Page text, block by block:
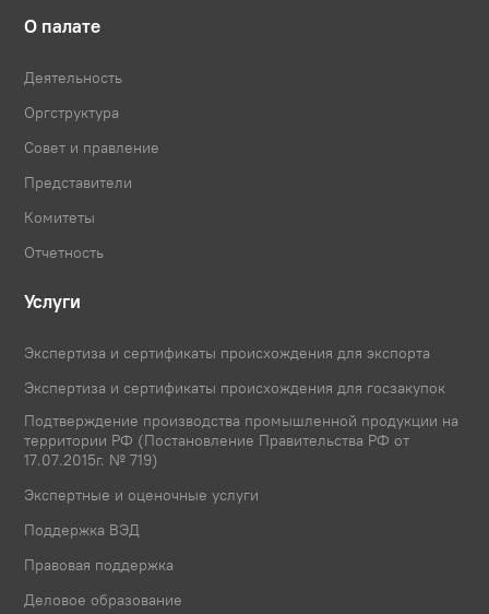
О палате
Деятельность
Оргструктура
Совет и правление
Представители
Комитеты
Отчетность
Услуги
Экспертиза и сертификаты происхождения для экспорта
Экспертиза и сертификаты происхождения для госзакупок
Подтверждение производства промышленной продукции на
территории РФ (Постановление Правительства РФ от
17.07.2015г. № 719)
Экспертные и оценочные услуги
Поддержка ВЭД
Правовая поддержка
Деловое образование